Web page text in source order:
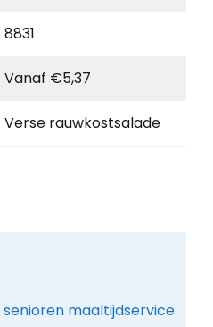
8831
Vanaf €5,37
Verse rauwkostsalade
maaltijdservice